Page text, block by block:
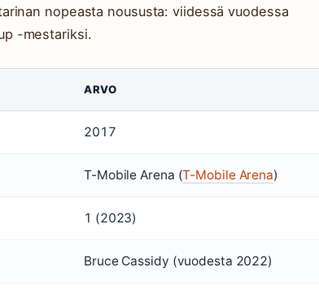
nopeasta noususta: viidessä vuodessa
-mestariksi.
ARVO
2017
T-Mobile Arena (T-Mobile Arena)
1 (2023)
Bruce Cassidy (vuodesta 2022)